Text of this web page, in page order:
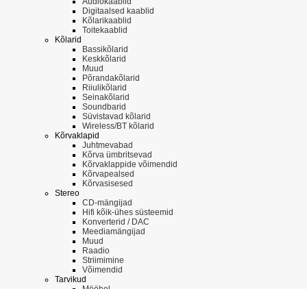
Digitaalsed kaablid
Kõlarikaablid
Toitekaablid
Kõlarid
Bassikõlarid
Keskkõlarid
Muud
Põrandakõlarid
Riiulikõlarid
Seinakõlarid
Soundbarid
Süvistavad kõlarid
Wireless/BT kõlarid
Kõrvaklapid
Juhtmevabad
Kõrva ümbritsevad
Kõrvaklappide võimendid
Kõrvapealsed
Kõrvasisesed
Stereo
CD-mängijad
Hifi kõik-ühes süsteemid
Konverterid / DAC
Meediamängijad
Muud
Raadio
Striimimine
Võimendid
Tarvikud